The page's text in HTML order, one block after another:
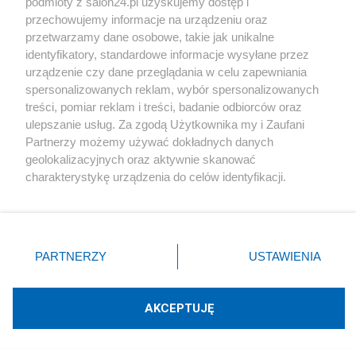
polskich turystów. Rząd apelował o
obniżki cen
Redakcja 66
Wakacje europosłów. Jedni lecą pod palmy, inni zostają w
Polsce
Redakcja
Redakcja
przechowujemy informacje na urządzeniu oraz
przetwarzamy dane osobowe, takie jak unikalne
identyfikatory, standardowe informacje wysyłane przez
urządzenie czy dane przeglądania w celu zapewniania
spersonalizowanych reklam, wybór spersonalizowanych
treści, pomiar reklam i treści, badanie odbiorców oraz
ulepszanie usług. Za zgodą Użytkownika my i Zaufani
Partnerzy możemy używać dokładnych danych
geolokalizacyjnych oraz aktywnie skanować
charakterystykę urządzenia do celów identyfikacji.
zmienić/wycofać klikając przycisk ustawień prywatności
znajdujący się w lewym dolnym rogu strony
rodzaje przetwarzania danych nie wymagają zgody
użytkownika, ale masz prawo sprzeciwić się takiemu
PARTNERZY USTAWIENIA
AKCEPTUJĘ